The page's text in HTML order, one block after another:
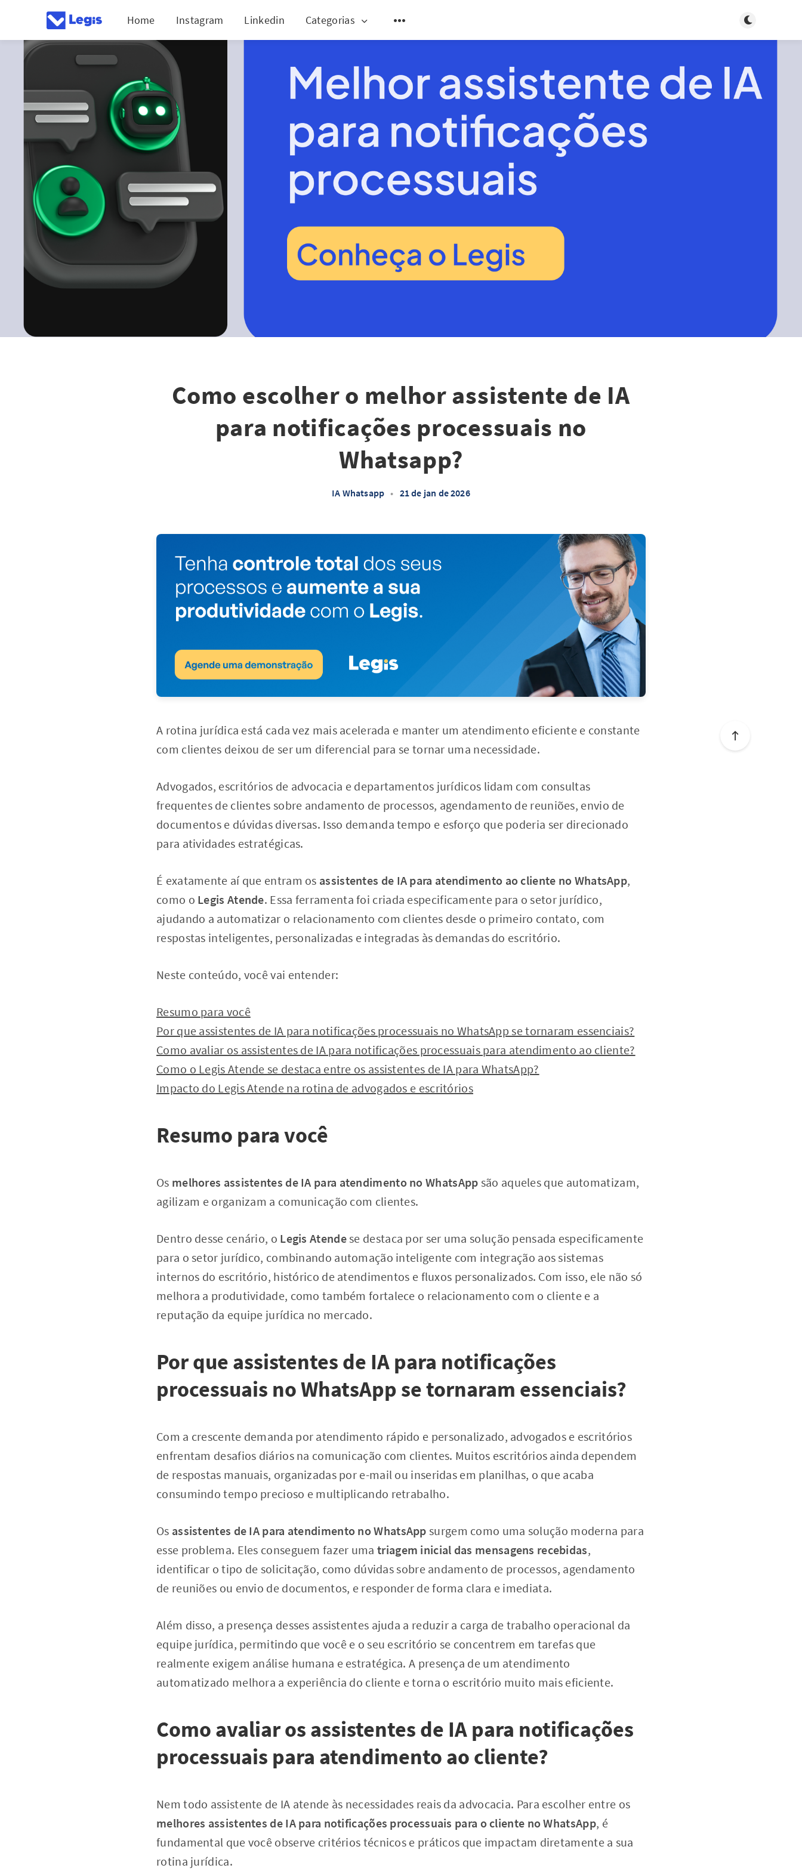
Home Instagram Linkedin Categorias Toggle dark
Como escolher o melhor assistente de IA
para notificações processuais no
Whatsapp?
IA Whatsapp • 21 de jan de 2026
A rotina jurídica está cada vez mais acelerada e manter um atendimento eficiente e constante
com clientes deixou de ser um diferencial para se tornar uma necessidade.
Advogados, escritórios de advocacia e departamentos jurídicos lidam com consultas
frequentes de clientes sobre andamento de processos, agendamento de reuniões, envio de
documentos e dúvidas diversas. Isso demanda tempo e esforço que poderia ser direcionado
para atividades estratégicas.
É exatamente aí que entram os assistentes de IA para atendimento ao cliente no WhatsApp,
como o Legis Atende. Essa ferramenta foi criada especificamente para o setor jurídico,
ajudando a automatizar o relacionamento com clientes desde o primeiro contato, com
respostas inteligentes, personalizadas e integradas às demandas do escritório.
Neste conteúdo, você vai entender:
Resumo para você
Por que assistentes de IA para notificações processuais no WhatsApp se tornaram essenciais?
Como avaliar os assistentes de IA para notificações processuais para atendimento ao cliente?
Como o Legis Atende se destaca entre os assistentes de IA para WhatsApp?
Impacto do Legis Atende na rotina de advogados e escritórios
Resumo para você
Os melhores assistentes de IA para atendimento no WhatsApp são aqueles que automatizam,
agilizam e organizam a comunicação com clientes.
Dentro desse cenário, o Legis Atendese destaca por ser uma solução pensada especificamente
para o setor jurídico, combinando automação inteligente com integração aos sistemas
internos do escritório, histórico de atendimentos e fluxos personalizados. Com isso, ele não só
melhora a produtividade, como também fortalece o relacionamento com o cliente e a
reputação da equipe jurídica no mercado.
Por que assistentes de IA para notificações
processuais no WhatsApp se tornaram essenciais?
Com a crescente demanda por atendimento rápido e personalizado, advogados e escritórios
enfrentam desafios diários na comunicação com clientes. Muitos escritórios ainda dependem
de respostas manuais, organizadas por e-mail ou inseridas em planilhas, o que acaba
consumindo tempo precioso e multiplicando retrabalho.
Os assistentes de IA para atendimento no WhatsApp surgem como uma solução moderna para
esse problema. Eles conseguem fazer uma triagem inicial das mensagens recebidas,
identificar o tipo de solicitação, como dúvidas sobre andamento de processos, agendamento
de reuniões ou envio de documentos, e responder de forma clara e imediata.
Além disso, a presença desses assistentes ajuda a reduzir a carga de trabalho operacional da
equipe jurídica, permitindo que você e o seu escritório se concentrem em tarefas que
realmente exigem análise humana e estratégica. A presença de um atendimento
automatizado melhora a experiência do cliente e torna o escritório muito mais eficiente.
Como avaliar os assistentes de IA para notificações
processuais para atendimento ao cliente?
Nem todo assistente de IA atende às necessidades reais da advocacia. Para escolher entre os
melhores assistentes de IA para notificações processuais para o cliente no WhatsApp, é
fundamental que você observe critérios técnicos e práticos que impactam diretamente a sua
rotina jurídica.